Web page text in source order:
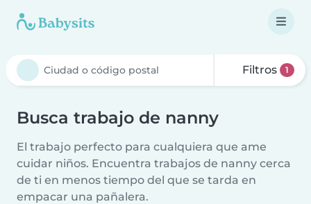
Filtros 1
Busca trabajo de nanny
El trabajo perfecto para cualquiera que ame
cuidar niños. Encuentra trabajos de nanny cerca
de ti en menos tiempo del que se tarda en
empacar una pañalera.